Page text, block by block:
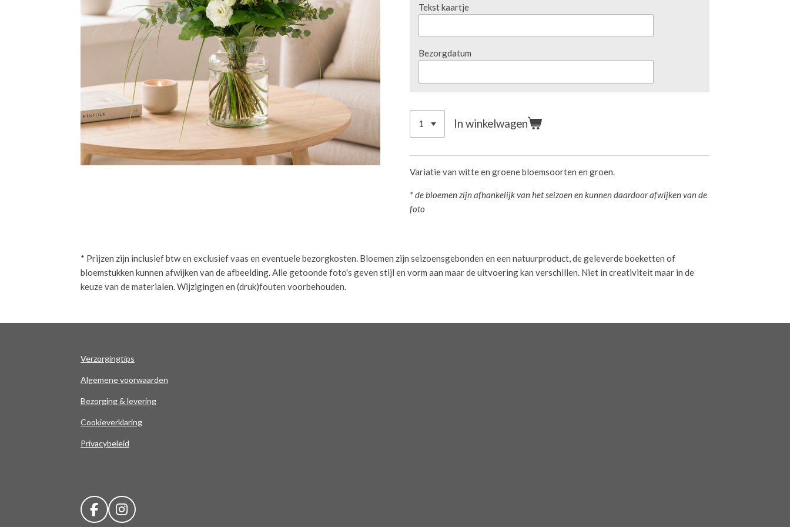
Tekst kaartje
Bezorgdatum
In winkelwagen
Variatie van witte en groene bloemsoorten en groen.
* de bloemen zijn afhankelijk van het seizoen en kunnen daardoor afwijken van de
foto
* Prijzen zijn inclusief btw en exclusief vaas en eventuele bezorgkosten. Bloemen zijn seizoensgebonden en een natuurproduct, de geleverde boeketten of
bloemstukken kunnen afwijken van de afbeelding. Alle getoonde foto's geven stijl en vorm aan maar de uitvoering kan verschillen. Niet in creativiteit maar in de
keuze van de materialen. Wijzigingen en (druk)fouten voorbehouden.
Verzorgingtips
Algemene voorwaarden
Bezorging & levering
Cookieverklaring
Privacybeleid
F
I